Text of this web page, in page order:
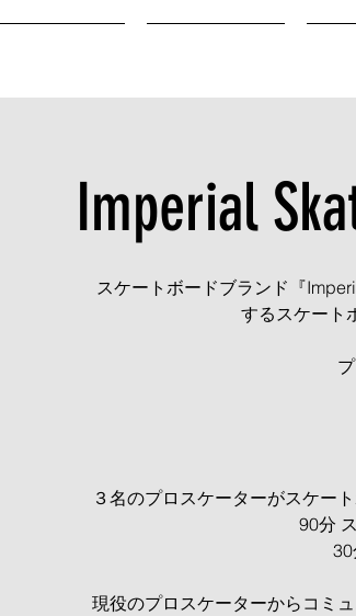
Imperial
スケートボードブランド『
するスケート
３名のプロスケーターがスケー
90分
30
現役のプロスケーターからコミ